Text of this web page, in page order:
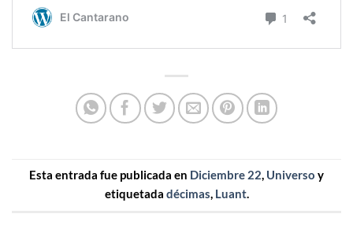
Esta entrada fue publicada en Diciembre 22, Universo y
etiquetada décimas, Luant.